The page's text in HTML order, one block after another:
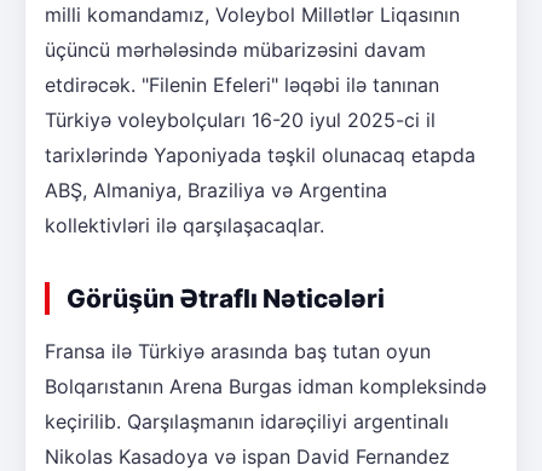
milli komandamız, Voleybol Millətlər Liqasının
üçüncü mərhələsində mübarizəsini davam
etdirəcək. "Filenin Efeleri" ləqəbi ilə tanınan
Türkiyə voleybolçuları 16-20 iyul 2025-ci il
tarixlərində Yaponiyada təşkil olunacaq etapda
ABŞ, Almaniya, Braziliya və Argentina
kollektivləri ilə qarşılaşacaqlar.
Görüşün Ətraflı Nəticələri
Fransa ilə Türkiyə arasında baş tutan oyun
Bolqarıstanın Arena Burgas idman kompleksində
keçirilib. Qarşılaşmanın idarəçiliyi argentinalı
Nikolas Kasadoya və ispan David Fernandez